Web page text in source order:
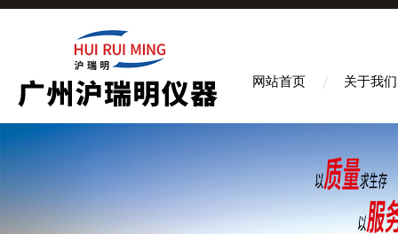
网站首页 关于我们